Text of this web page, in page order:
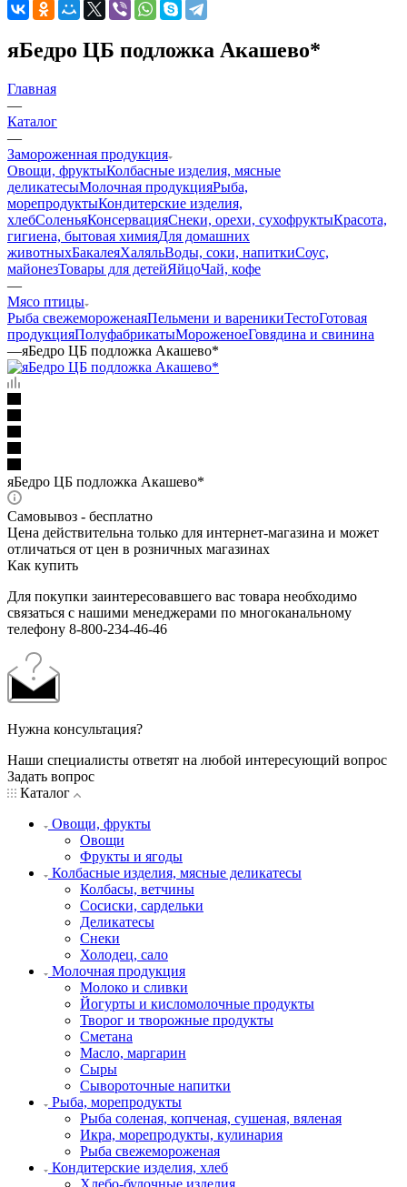
яБедро ЦБ подложка Акашево*
Главная
—
Каталог
—
Замороженная продукция
Овощи, фруктыКолбасные изделия, мясные
деликатесыМолочная продукцияРыба,
морепродуктыКондитерские изделия,
хлебСоленьяКонсервацияСнеки, орехи, сухофруктыКрасота,
гигиена, бытовая химияДля домашних
животныхБакалеяХаляльВоды, соки, напиткиСоус,
майонезТовары для детейЯйцоЧай, кофе
—
Мясо птицы
Рыба свежемороженаяПельмени и вареникиТестоГотовая
продукцияПолуфабрикатыМороженоеГовядина и свинина
—яБедро ЦБ подложка Акашево*
яБедро ЦБ подложка Акашево*
Самовывоз - бесплатно
Цена действительна только для интернет-магазина и может
отличаться от цен в розничных магазинах
Как купить
Для покупки заинтересовавшего вас товара необходимо
связаться с нашими менеджерами по многоканальному
телефону 8-800-234-46-46
Нужна консультация?
Наши специалисты ответят на любой интересующий вопрос
Задать вопрос
Каталог
Овощи, фрукты
Овощи
Фрукты и ягоды
Колбасные изделия, мясные деликатесы
Колбасы, ветчины
Сосиски, сардельки
Деликатесы
Снеки
Холодец, сало
Молочная продукция
Молоко и сливки
Йогурты и кисломолочные продукты
Творог и творожные продукты
Сметана
Масло, маргарин
Сыры
Сывороточные напитки
Рыба, морепродукты
Рыба соленая, копченая, сушеная, вяленая
Икра, морепродукты, кулинария
Рыба свежемороженая
Кондитерские изделия, хлеб
Хлебо-булочные изделия